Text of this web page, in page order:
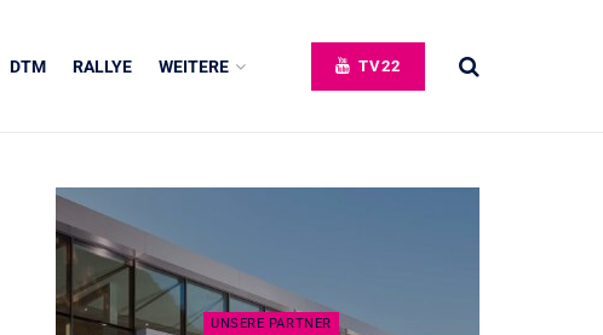
DTM RALLYE WEITERE TV22
UNSERE PARTNER